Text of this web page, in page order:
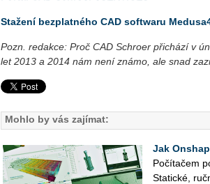
Stažení bezplatného CAD softwaru
Pozn. redakce: Proč CAD Schroer přichází v
let 2013 a 2014 nám není známo, ale snad
Mohlo by vás zajímat:
Jak
Po­čí­ta­čem
Sta­tic­ké,